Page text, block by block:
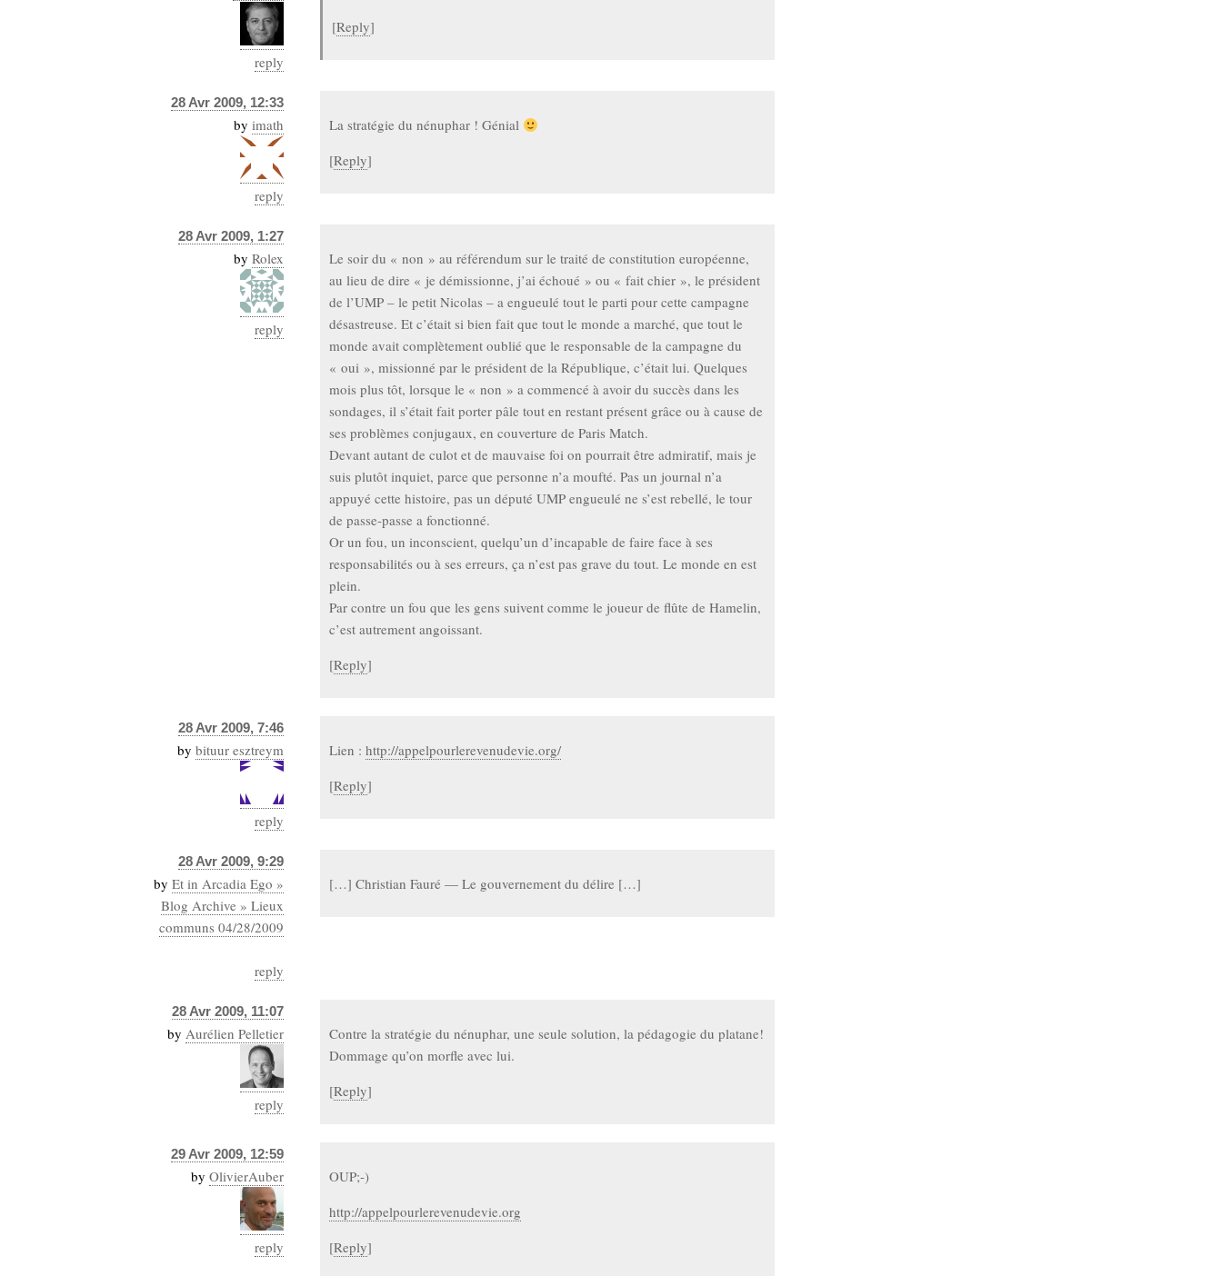
reply
[Reply]
28 Avr 2009, 12:33
by imath
reply
La stratégie du nénuphar ! Génial
[Reply]
28 Avr 2009, 1:27
by Rolex
reply
Le soir du « non » au référendum sur le traité de constitution européenne,
au lieu de dire « je démissionne, j’ai échoué » ou « fait chier », le président
de l’UMP – le petit Nicolas – a engueulé tout le parti pour cette campagne
désastreuse. Et c’était si bien fait que tout le monde a marché, que tout le
monde avait complètement oublié que le responsable de la campagne du
« oui », missionné par le président de la République, c’était lui. Quelques
mois plus tôt, lorsque le « non » a commencé à avoir du succès dans les
sondages, il s’était fait porter pâle tout en restant présent grâce ou à cause de
ses problèmes conjugaux, en couverture de Paris Match.
Devant autant de culot et de mauvaise foi on pourrait être admiratif, mais je
suis plutôt inquiet, parce que personne n’a moufté. Pas un journal n’a
appuyé cette histoire, pas un député UMP engueulé ne s’est rebellé, le tour
de passe-passe a fonctionné.
Or un fou, un inconscient, quelqu’un d’incapable de faire face à ses
responsabilités ou à ses erreurs, ça n’est pas grave du tout. Le monde en est
plein.
Par contre un fou que les gens suivent comme le joueur de flûte de Hamelin,
c’est autrement angoissant.
[Reply]
28 Avr 2009, 7:46
by bituur esztreym
reply
Lien : http://appelpourlerevenudevie.org/
[Reply]
28 Avr 2009, 9:29
by Et in Arcadia Ego »
Blog Archive » Lieux
communs 04/28/2009
reply
[…] Christian Fauré — Le gouvernement du délire […]
28 Avr 2009, 11:07
by Aurélien Pelletier
reply
Contre la stratégie du nénuphar, une seule solution, la pédagogie du platane!
Dommage qu’on morfle avec lui.
[Reply]
29 Avr 2009, 12:59
by OlivierAuber
reply
OUP;-)
http://appelpourlerevenudevie.org
[Reply]